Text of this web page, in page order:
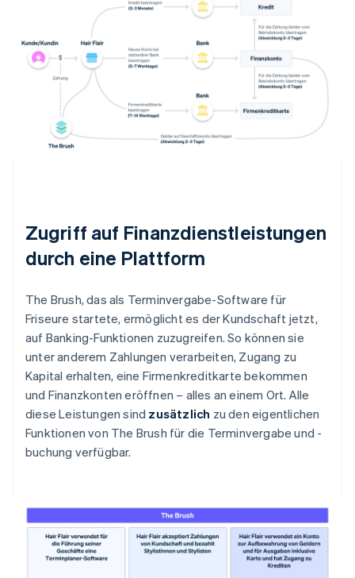
Zugriff auf Finanzdienstleistungen
durch eine Plattform
The Brush, das als Terminvergabe-Software für
Friseure startete, ermöglicht es der Kundschaft jetzt,
auf Banking-Funktionen zuzugreifen. So können sie
unter anderem Zahlungen verarbeiten, Zugang zu
Kapital erhalten, eine Firmenkreditkarte bekommen
und Finanzkonten eröffnen – alles an einem Ort. Alle
diese Leistungen sind zusätzlich zu den eigentlichen
Funktionen von The Brush für die Terminvergabe und -
buchung verfügbar.